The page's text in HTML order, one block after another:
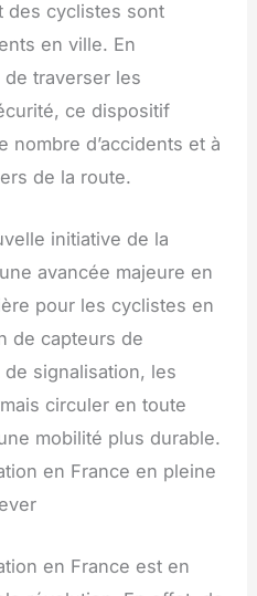
des cyclistes sont
en ville. En
traverser les
ce dispositif
nombre d’accidents et à
de la route.
initiative de la
avancée majeure en
pour les cyclistes en
de capteurs de
signalisation, les
circuler en toute
mobilité plus durable.
en France en pleine
en France est en